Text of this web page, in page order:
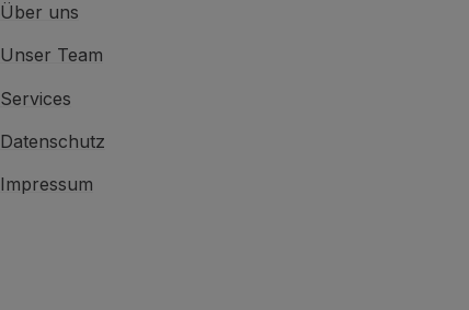
Über uns
Unser Team
Services
Datenschutz
Impressum